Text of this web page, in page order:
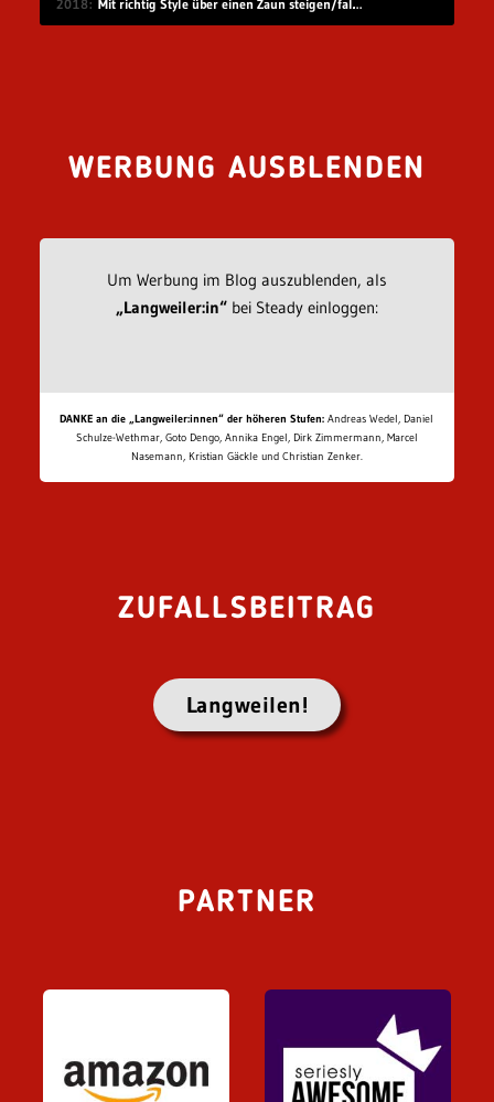
2018 Mit richtig Style über einen Zaun steigen/fallen
WERBUNG AUSBLENDEN
Um Werbung im Blog auszublenden, als
„Langweiler:in“bei Steady einloggen:
DANKE an die „Langweiler:innen“ der höheren Stufen: Andreas Wedel, Daniel
Schulze-Wethmar, Goto Dengo, Annika Engel, Dirk Zimmermann, Marcel
Nasemann, Kristian Gäckle und Christian Zenker.
ZUFALLSBEITRAG
Langweilen!
PARTNER